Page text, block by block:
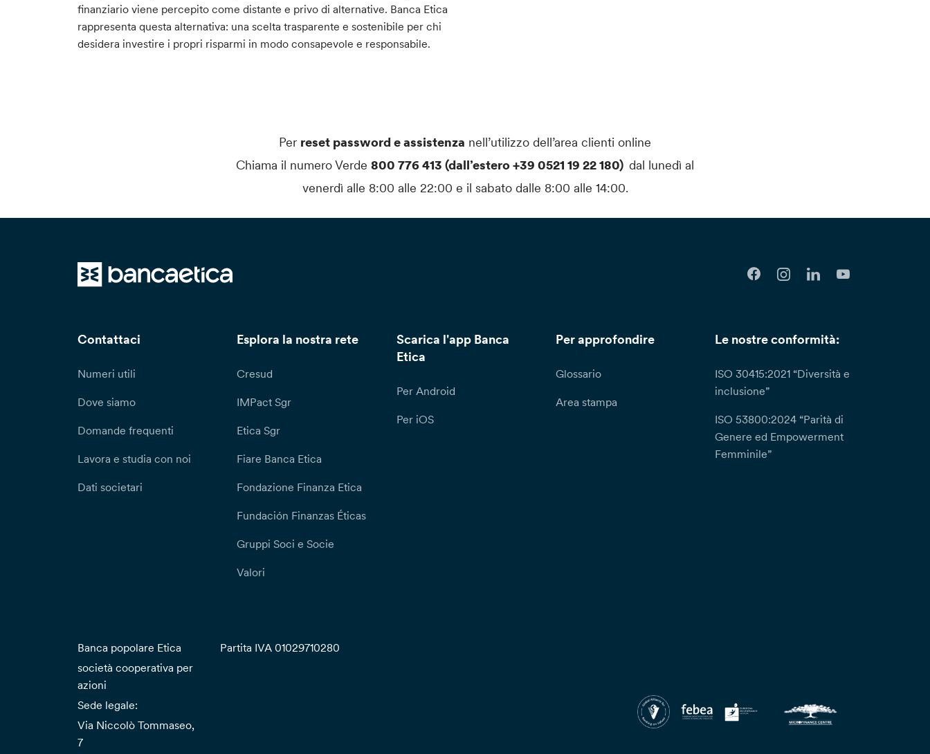
finanziario viene percepito come distante e privo di alternative. Banca Etica
rappresenta questa alternativa: una scelta trasparente e sostenibile per chi
desidera investire i propri risparmi in modo consapevole e responsabile.
Per reset password e assistenza nell’utilizzo dell’area clienti online
Chiama il numero Verde 800 776 413 (dall’estero +39 0521 19 22 180) dal lunedì al
venerdì alle 8:00 alle 22:00 e il sabato dalle 8:00 alle 14:00.
Contattaci
Numeri utili
Dove siamo
Domande frequenti
Lavora e studia con noi
Dati societari
Esplora la nostra rete
Cresud
IMPact Sgr
Etica Sgr
Fiare Banca Etica
Fondazione Finanza Etica
Fundación Finanzas Éticas
Gruppi Soci e Socie
Valori
Scarica l'app Banca
Etica
Per Android
Per iOS
Per approfondire
Glossario
Area stampa
Le nostre conformità:
ISO 30415:2021 “Diversità e
inclusione”
ISO 53800:2024 “Parità di
Genere ed Empowerment
Femminile”
Banca popolare Etica
società cooperativa per
azioni
Sede legale:
Via Niccolò Tommaseo,
7
Partita IVA 01029710280